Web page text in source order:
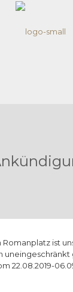
ist
uneingeschränkt
22.08.2019-